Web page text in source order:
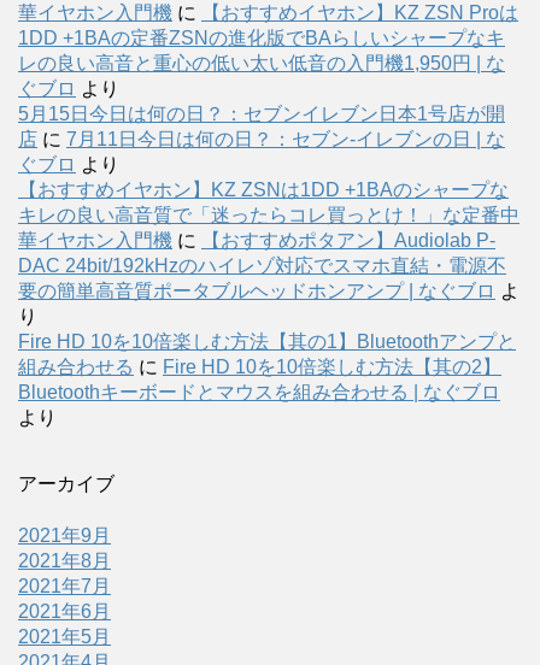
華イヤホン入門機 に
【おすすめイヤホン】KZ ZSN Proは
1DD +1BAの定番ZSNの進化版でBAらしいシャープなキ
レの良い高音と重心の低い太い低音の入門機1,950円 | な
ぐブロ より
5月15日今日は何の日？：セブンイレブン日本1号店が開
店 に 7月11日今日は何の日？：セブン-イレブンの日 | な
ぐブロ より
【おすすめイヤホン】KZ ZSNは1DD +1BAのシャープな
キレの良い高音質で「迷ったらコレ買っとけ！」な定番中
華イヤホン入門機 に
【おすすめポタアン】Audiolab P-
DAC 24bit/192kHzのハイレゾ対応でスマホ直結・電源不
要の簡単高音質ポータブルヘッドホンアンプ | なぐブロ よ
り
Fire HD 10を10倍楽しむ方法【其の1】Bluetoothアンプと
組み合わせる に Fire HD 10を10倍楽しむ方法【其の2】
Bluetoothキーボードとマウスを組み合わせる | なぐブロ
より
アーカイブ
2021年9月
2021年8月
2021年7月
2021年6月
2021年5月